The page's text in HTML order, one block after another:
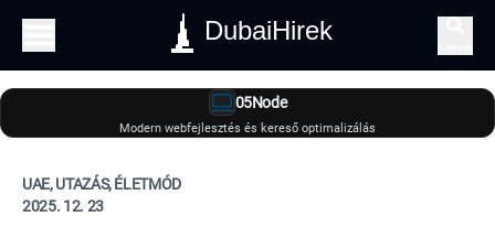
DubaiHirek
05Node
Modern webfejlesztés és kereső optimalizálás
UAE, UTAZÁS, ÉLETMÓD
2025. 12. 23